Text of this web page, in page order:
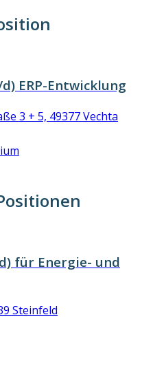
ERP-Entwicklung
3 + 5, 49377 Vechta
für Energie- und
Steinfeld